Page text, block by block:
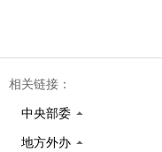
相关链接：
中央部委
地方外办